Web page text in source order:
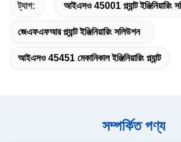
ট্যাগ: আইএসও 45001 প্ল্যান্ট ইঞ্জিনিয়ারিং
জেএফএফআর প্ল্যান্ট ইঞ্জিনিয়ারিং সলিউশন
আইএসও 45451 মেকানিকাল ইঞ্জিনিয়ারিং প্ল্যান্ট
সম্পর্কিত পণ্য